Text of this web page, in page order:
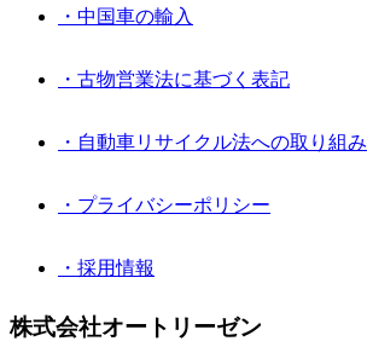
・中国車の輸入
・古物営業法に基づく表記
・自動車リサイクル法への取り組み
・プライバシーポリシー
・採用情報
株式会社オートリーゼン